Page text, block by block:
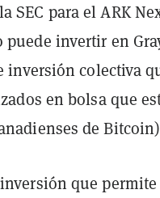
SEC para el ARK
invertir en
inversión colectiva
en bolsa que
de
que permite